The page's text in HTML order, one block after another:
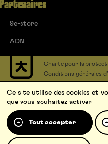
Partenaires
9e-store
ADN
Charte pour la
Conditions générales
Contact
Soumettre un projet
Proposer une série
Qui sommes-nous ?
Ce site utilise des cookies et
que vous souhaitez activer
Tout accepter